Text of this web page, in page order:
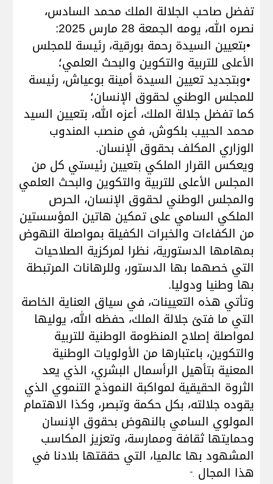
تفضل صاحب الجلالة الملك محمد السادس،
نصره الله، يومه الجمعة 28 مارس 2025
:
•بتعيين السيدة رحمة بورقية، رئيسة للمجلس
الأعلى للتربية والتكوين والبحث العلمي؛
•وبتجديد تعيين السيدة أمينة بوعياش، رئيسة
للمجلس الوطني لحقوق الإنسان؛
كما تفضل جلالة الملك، أعزه الله، بتعيين السيد
محمد الحبيب بلكوش، في منصب المندوب
الوزاري المكلف بحقوق الإنسان.
ويعكس القرار الملكي بتعيين رئيستي كل من
المجلس الأعلى للتربية والتكوين والبحث العلمي
والمجلس الوطني لحقوق الإنسان، الحرص
الملكي السامي على تمكين هاتين المؤسستين
من الكفاءات والخبرات الكفيلة بمواصلة النهوض
بمهامها الدستورية، نظرا لمركزية الصلاحيات
التي خصهما بها الدستور، وللرهانات المرتبطة
بها وطنيا ودوليا.
وتأتي هذه التعيينات، في سياق العناية الخاصة
التي ما فتئ جلالة الملك، حفظه الله، يوليها
لمواصلة إصلاح المنظومة الوطنية للتربية
والتكوين، باعتبارها من الأولويات الوطنية
المعنية بتأهيل الرأسمال البشري، الذي يعد
الثروة الحقيقية لمواكبة النموذج التنموي الذي
يقوده جلالته، بكل حكمة وتبصر، وكذا الاهتمام
المولوي السامي بالنهوض بحقوق الإنسان
وحمايتها ثقافة وممارسة، وتعزيز المكاسب
المشهود بها عالميا، التي حققتها بلادنا في
هذا المجال “.